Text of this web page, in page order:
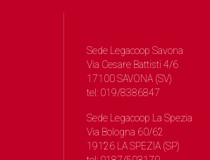
Sede Legacoop Savona
Via Cesare Battisti 4/6
17100 SAVONA (SV)
tel: 019/8386847
Sede Legacoop La Spezia
Via Bologna 60/62
19126 LA SPEZIA (SP)